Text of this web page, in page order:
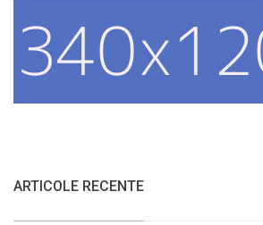
ARTICOLE RECENTE